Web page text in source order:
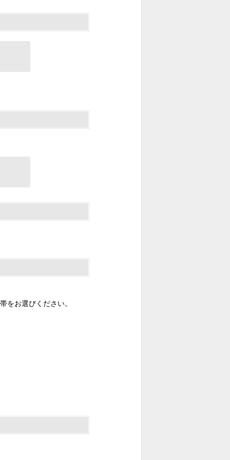
をお選びください。